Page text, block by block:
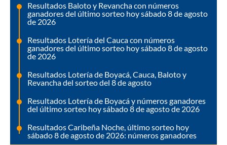
Resultados Baloto y Revancha con números
ganadores del último sorteo hoy sábado 8 de agosto
de 2026
Resultados Lotería del Cauca con números
ganadores del último sorteo hoy sábado 8 de agosto
de 2026
Resultados Lotería de Boyacá, Cauca, Baloto y
Revancha del sorteo del 8 de agosto
Resultados Lotería de Boyacá y números ganadores
del último sorteo hoy sábado 8 de agosto de 2026
Resultados Caribeña Noche, último sorteo hoy
sábado 8 de agosto de 2026: números ganadores